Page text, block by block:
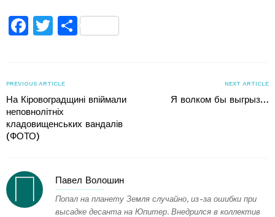
Facebook
TwitterПоділитися
PREVIOUS ARTICLE
На Кіровоградщині впіймали
неповнолітніх
кладовищенських вандалів
(ФОТО)
NEXT ARTICLE
Я волком бы выгрыз…
Павел Волошин
Попал на планету Земля случайно, из-за ошибки при
высадке десанта на Юпитер. Внедрился в коллектив